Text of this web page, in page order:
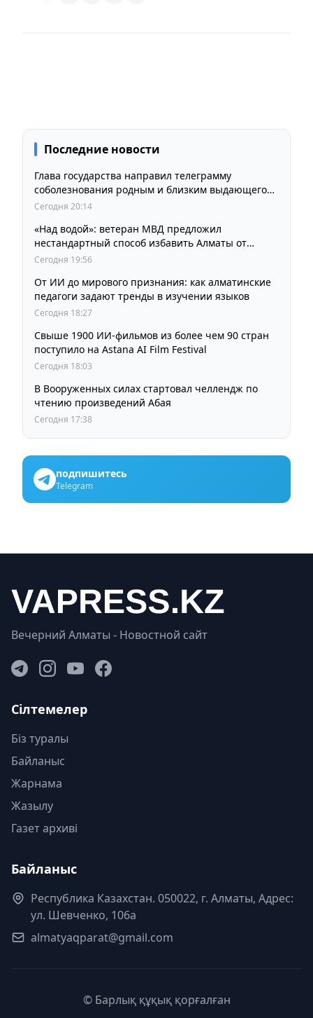
Последние новости
Глава государства направил телеграмму
соболезнования родным и близким выдающегося
кинорежиссера Ардака Амиркулова
Сегодня 20:14
«Над водой»: ветеран МВД предложил
нестандартный способ избавить Алматы от
пробок и смога
Сегодня 19:56
От ИИ до мирового признания: как алматинские
педагоги задают тренды в изучении языков
Сегодня 18:27
Свыше 1900 ИИ-фильмов из более чем 90 стран
поступило на Astana AI Film Festival
Сегодня 18:03
В Вооруженных силах стартовал челлендж по
чтению произведений Абая
Сегодня 17:38
подпишитесь
Telegram
Вечерний Алматы - Новостной сайт
Сілтемелер
Біз туралы
Байланыс
Жарнама
Жазылу
Газет архиві
Байланыс
Республика Казахстан. 050022, г. Алматы, Адрес:
ул. Шевченко, 106а
almatyaqparat@gmail.com
© Барлық құқық қорғалған